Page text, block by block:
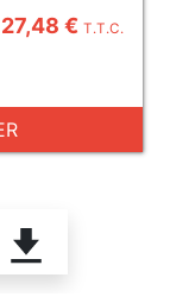
27,48 €T.T.C.